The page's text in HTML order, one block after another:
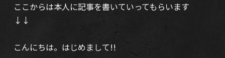
ここからは本人に記事を書いていってもらいます
↓↓
こんにちは。はじめまして!!